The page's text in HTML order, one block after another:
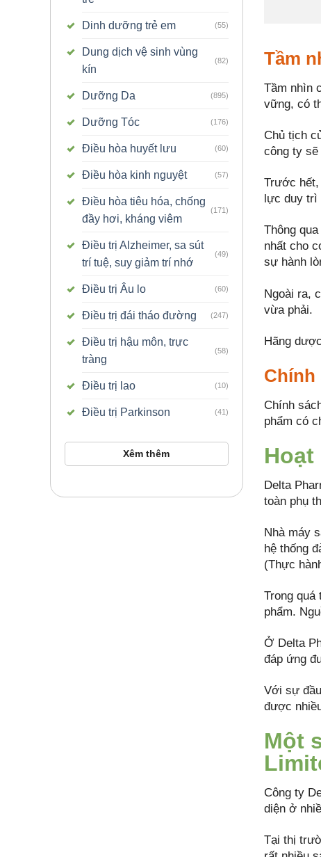
Dinh dưỡng trẻ em (55)
Dung dịch vệ sinh vùng
kín
(82)
Dưỡng Da (895)
Dưỡng Tóc (176)
Điều hòa huyết lưu (60)
Điều hòa kinh nguyệt (57)
Điều hòa tiêu hóa, chống
đầy hơi, kháng viêm
(171)
Điều trị Alzheimer, sa sút
trí tuệ, suy giảm trí nhớ
(49)
Điều trị Âu lo (60)
Điều trị đái tháo đường (247)
Điều trị hậu môn, trực
tràng
(58)
Điều trị lao (10)
Điều trị Parkinson (41)
Xêm thêm
Tầm
Tầm nhìn
vững, có
Chủ tịch
công ty
Trước hết,
lực duy
Thông
nhất cho
sự hành
Ngoài ra,
vừa phải.
Hãng
Chính
Chính
phẩm có
Delta
toàn phụ
Nhà máy
hệ thống
(Thực
Trong quá
phẩm.
Ở Delta
đáp ứng
Với sự
được
Một
Công ty
diện ở
Tại thị